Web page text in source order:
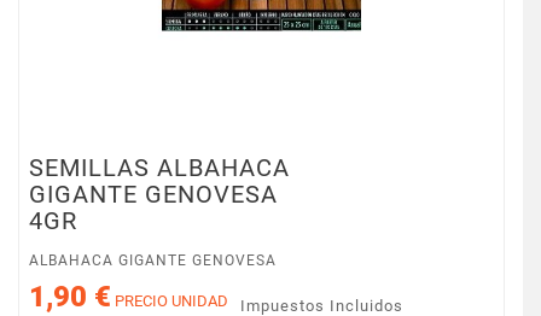
SEMILLAS ALBAHACA
GIGANTE GENOVESA
4GR
ALBAHACA GIGANTE GENOVESA
1,90 € PRECIO UNIDAD Impuestos Incluidos